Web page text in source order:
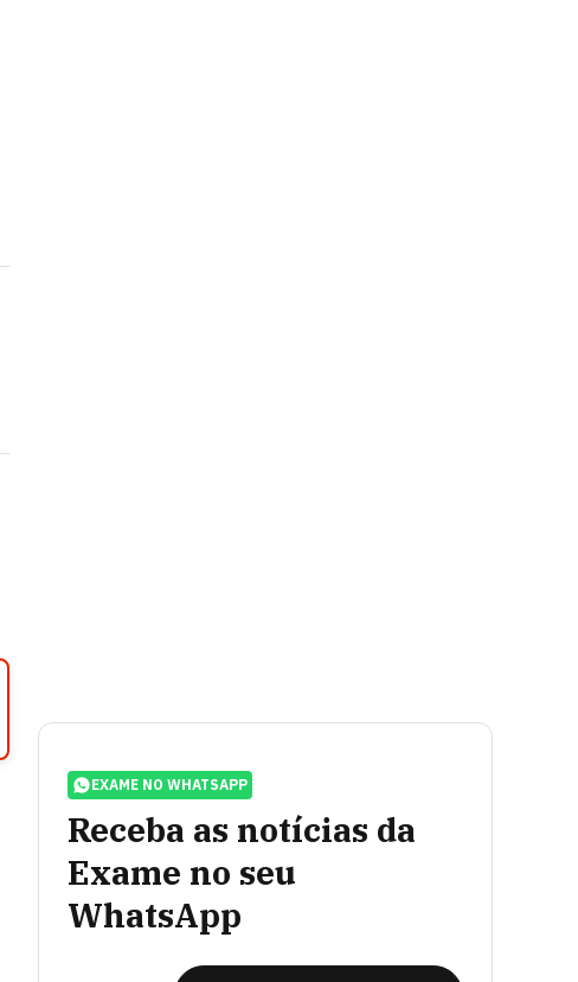
EXAME NO WHATSAPP
Receba as notícias da
Exame no seu
WhatsApp